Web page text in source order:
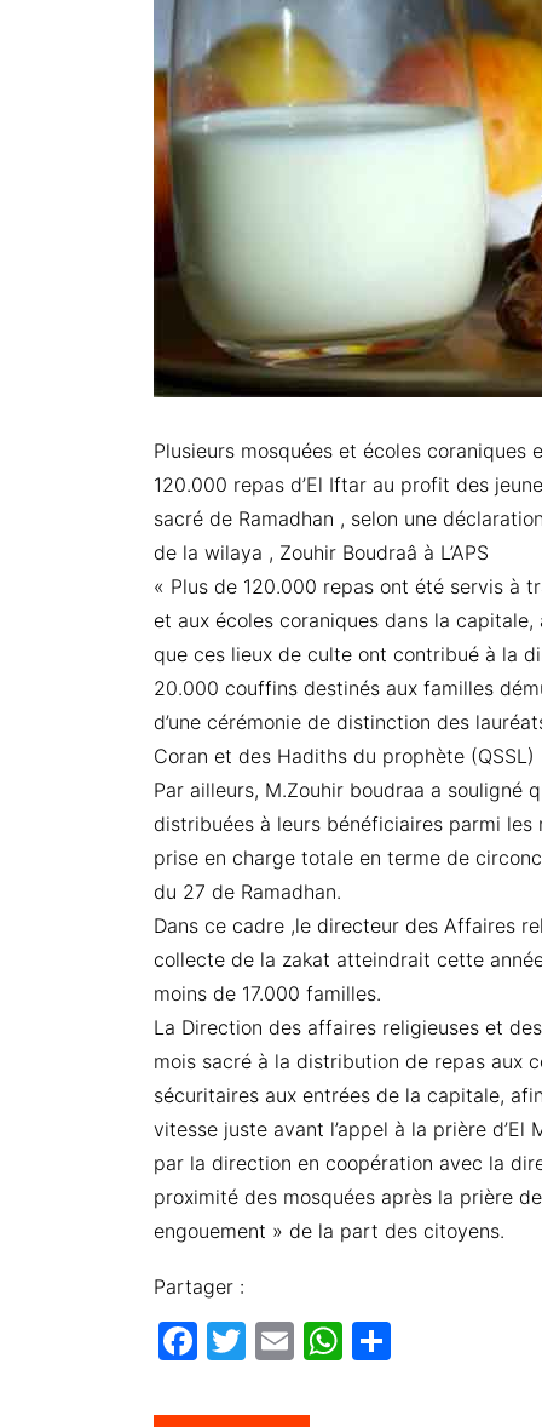
Plusieurs mosquées et écoles coraniques
120.000 repas d’El Iftar au profit des
sacré de Ramadhan , selon une
de la wilaya , Zouhir Boudraâ à L’APS
« Plus de 120.000 repas ont été servis à
et aux écoles coraniques dans la capitale,
que ces lieux de culte ont contribué à la
20.000 couffins destinés aux familles
d’une cérémonie de distinction des
Coran et des Hadiths du prophète (QSSL)
Par ailleurs, M.Zouhir boudraa a
distribuées à leurs bénéficiaires parmi les
prise en charge totale en terme de
du 27 de Ramadhan.
Dans ce cadre ,le directeur des Affaires
collecte de la zakat atteindrait cette
moins de 17.000 familles.
La Direction des affaires religieuses et
mois sacré à la distribution de repas aux
sécuritaires aux entrées de la capitale,
vitesse juste avant l’appel à la prière d’El
par la direction en coopération avec la
proximité des mosquées après la prière
engouement » de la part des citoyens.
Partager :
F
T
E
W